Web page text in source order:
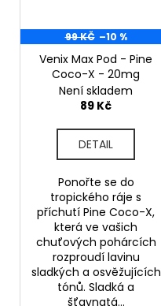
99 KČ –10 %
Venix Max Pod - Pine
Coco-X - 20mg
Není skladem
89 Kč
DETAIL
Ponořte se do
tropického ráje s
příchutí Pine Coco-X,
která ve vašich
chuťových pohárcích
rozproudí lavinu
sladkých a osvěžujících
tónů. Sladká a
šťavnatá...